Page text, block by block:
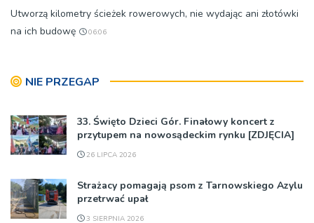
Utworzą kilometry ścieżek rowerowych, nie wydając ani złotówki
na ich budowę
06:06
NIE PRZEGAP
33. Święto Dzieci Gór. Finałowy koncert z
przytupem na nowosądeckim rynku [ZDJĘCIA]
26 LIPCA 2026
Strażacy pomagają psom z Tarnowskiego Azylu
przetrwać upał
3 SIERPNIA 2026